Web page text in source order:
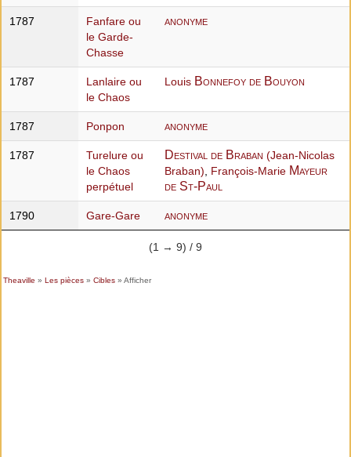
1787
Fanfare ou
le Garde-
Chasse
anonyme
1787
Lanlaire ou
le Chaos
Louis Bonnefoy de Bouyon
1787 Ponpon anonyme
1787
Turelure ou
le Chaos
perpétuel
Destival de Braban (Jean-Nicolas
Braban), François-Marie Mayeur
de St-Paul
1790 Gare-Gare anonyme
(1 → 9) / 9
Theaville » Les pièces» Cibles» Afficher